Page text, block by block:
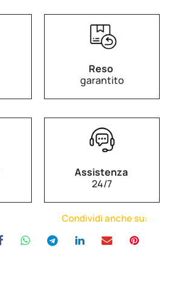
Reso
garantito
Assistenza
24/7
Condividi anche su: